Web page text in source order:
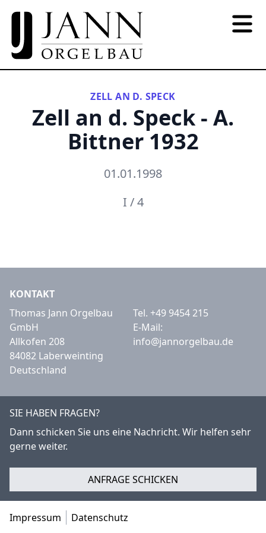
ZELL AN D. SPECK
Zell an d. Speck - A.
Bittner 1932
01.01.1998
I / 4
KONTAKT
Thomas Jann Orgelbau
GmbH
Allkofen 208
84082 Laberweinting
Deutschland
Tel. +49 9454 215
E-Mail:
info@jannorgelbau.de
SIE HABEN FRAGEN?
Dann schicken Sie uns eine Nachricht. Wir helfen sehr
gerne weiter.
ANFRAGE SCHICKEN
Impressum Datenschutz